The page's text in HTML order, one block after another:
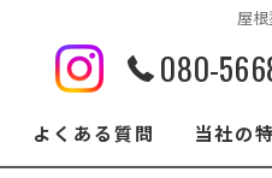
屋
080-
よくある質問 当社の